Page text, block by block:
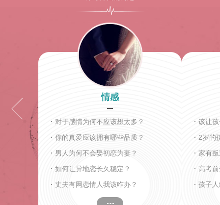
情感
· 对于感情为何不应该想太多？
· 你的真爱应该拥有哪些品质？
· 男人为何不会娶初恋为妻？
· 如何让异地恋长久稳定？
· 丈夫有网恋情人我该咋办？
·该让
·2岁的
·家有
· 高考
·孩子